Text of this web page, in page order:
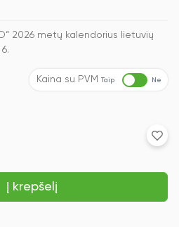
2026 metų kalendorius lietuvių
Kaina su PVM Taip Ne
Į krepšelį